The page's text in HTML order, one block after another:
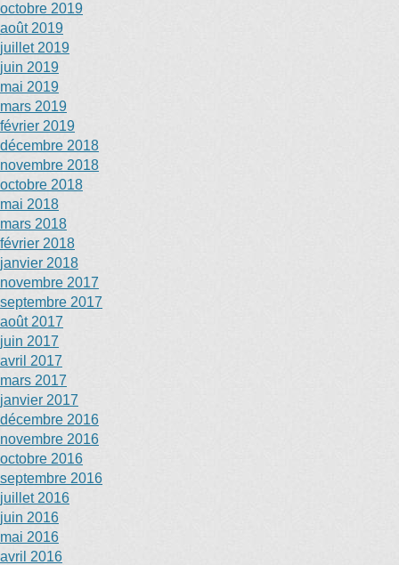
octobre 2019
août 2019
juillet 2019
juin 2019
mai 2019
mars 2019
février 2019
décembre 2018
novembre 2018
octobre 2018
mai 2018
mars 2018
février 2018
janvier 2018
novembre 2017
septembre 2017
août 2017
juin 2017
avril 2017
mars 2017
janvier 2017
décembre 2016
novembre 2016
octobre 2016
septembre 2016
juillet 2016
juin 2016
mai 2016
avril 2016